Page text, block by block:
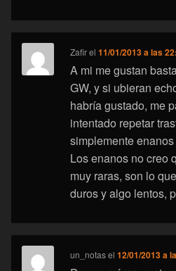
Zafirel11/01/2013 a las
A mi me gustan
GW, y si ubieran
habría gustado, me
intentado repetar
simplemente
Los enanos no creo
muy raras, son lo
duros y algo lentos,
un_notasel12/01/2013 a